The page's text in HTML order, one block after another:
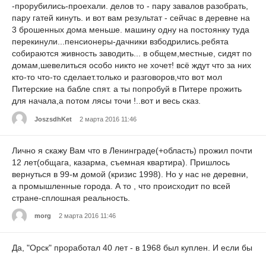
-прорубились-проехали. делов то - пару завалов разобрать,
пару гатей кинуть. и вот вам результат - сейчас в деревне на
3 брошенных дома меньше. машину одну на постоянку туда
перекинули...пенсионеры-дачники взбодрились.ребята
собираются живность заводить... в общем,местные, сидят по
домам,шевелиться особо никто не хочет! всё ждут что за них
кто-то что-то сделает.только и разговоров,что вот мол
Питерские на бабле спят. а ты попробуй в Питере прожить
для начала,а потом лясы точи !..вот и весь сказ.
JoszsdhKet 2 марта 2016 11:46
Лично я скажу Вам что в Ленинграде(+область) прожил почти
12 лет(общага, казарма, съемная квартира). Пришлось
вернуться в 99-м домой (кризис 1998). Но у нас не деревни,
а промышленные города. А то , что происходит по всей
стране-сплошная реальность.
morg 2 марта 2016 11:46
Да, "Орск" проработал 40 лет - в 1968 был куплен. И если бы